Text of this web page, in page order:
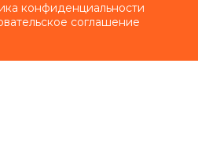
конфиденциальности
соглашение